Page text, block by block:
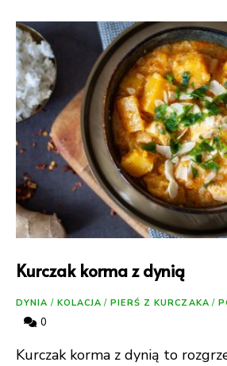
Kurczak korma z dynią
DYNIA / KOLACJA / PIERŚ Z KURCZAKA /
0
Kurczak korma z dynią to